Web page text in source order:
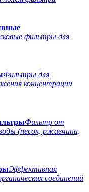
фильтры для
Фильтры для
концентрации
Фильтр от
(песок, ржавчина,
Эффективная
соединений